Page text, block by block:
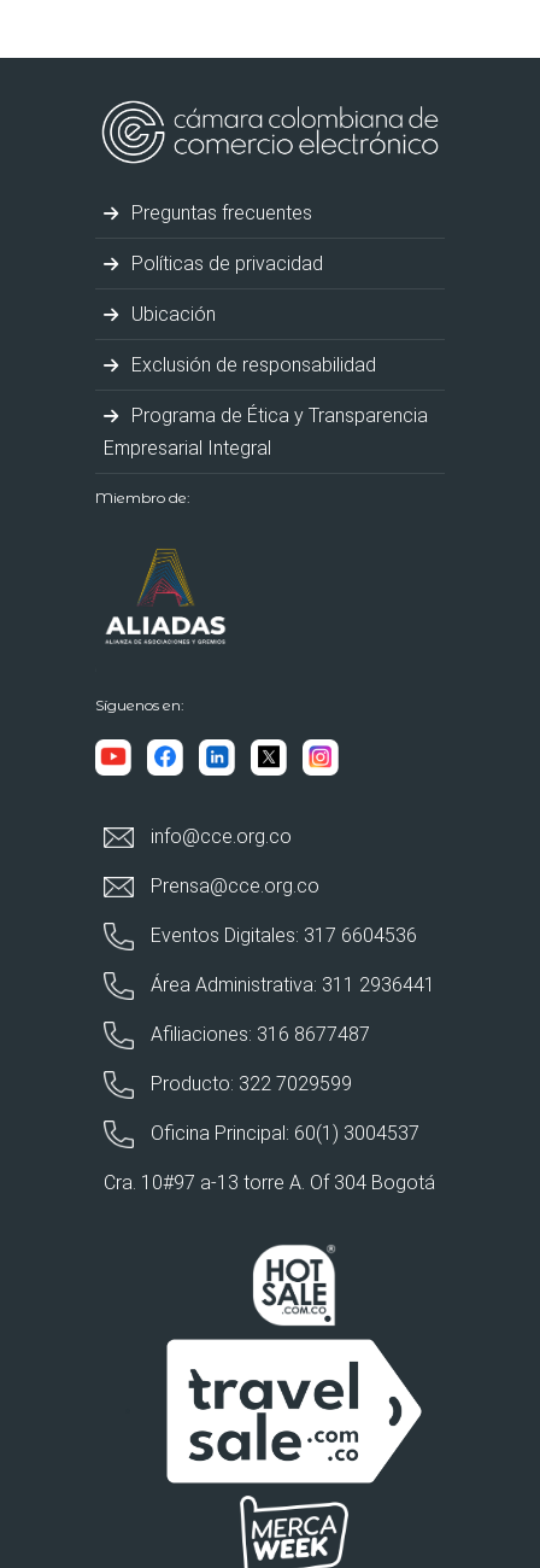
Preguntas frecuentes
Políticas de privacidad
Ubicación
Exclusión de responsabilidad
Programa de Ética y Transparencia
Empresarial Integral
Miembro de:
Síguenos en:
info@cce.org.co
Prensa@cce.org.co
Eventos Digitales: 317 6604536
Área Administrativa: 311 2936441
Afiliaciones: 316 8677487
Producto: 322 7029599
Oficina Principal: 60(1) 3004537
Cra. 10#97 a-13 torre A. Of 304 Bogotá